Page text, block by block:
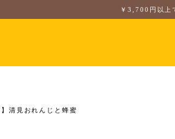
￥3,700円以上
】清見おれんじと蜂蜜